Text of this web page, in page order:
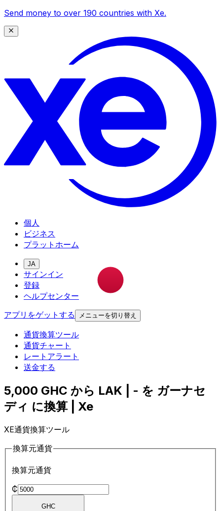
Send money to over 190 countries with Xe.
個人
ビジネス
プラットホーム
JA
サインイン
登録
ヘルプセンター
アプリをゲットする
メニューを切り替え
通貨換算ツール
通貨チャート
レートアラート
送金する
5,000 GHC から LAK | - を ガーナセ
ディ に換算 | Xe
XE通貨換算ツール
換算元通貨
換算元通貨
₵
GHC